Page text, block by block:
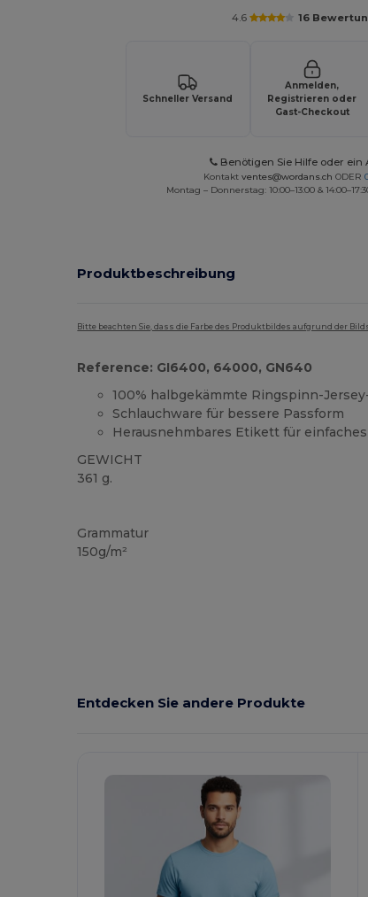
4.6 16
Schneller Versand
Anmelden,
Registrieren oder
Gast-Checkout
Benötigen Sie Hilfe oder ein
Kontakt ventes@wordans.ch ODER
Montag – Donnerstag: 10:00–13:00 &
Produktbeschreibung
Bitte beachten Sie, dass die Farbe des Produktbildes aufgrund der
Reference: GI6400, 64000, GN640
100% halbgekämmte Ringspinn-
Schlauchware für bessere Passform
Herausnehmbares Etikett für
GEWICHT
361 g.
Grammatur
150g/m²
Entdecken Sie andere Produkte
Jetzt